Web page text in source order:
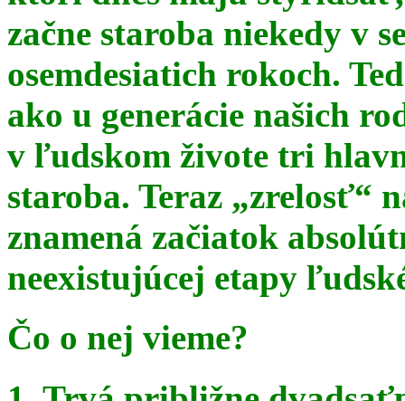
začne staroba niekedy v
osemdesiatich rokoch.
ako u generácie našich
v ľudskom živote tri
staroba. Teraz „zrelosť“
znamená začiatok
neexistujúcej etapy
Čo o nej vieme?